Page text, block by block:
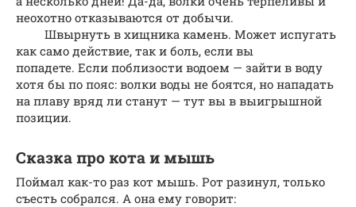
неохотно отказываются от добычи.
Швырнуть в хищника камень. Может испугать
как само действие, так и боль, если вы
попадете. Если поблизости водоем — зайти в воду
хотя бы по пояс: волки воды не боятся, но нападать
на плаву вряд ли станут — тут вы в выигрышной
позиции.
Сказка про кота и мышь
Поймал как-то раз кот мышь. Рот разинул, только
съесть собрался. А она ему говорит: